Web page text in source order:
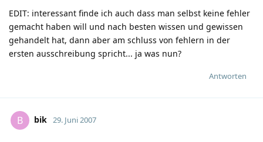
EDIT: interessant finde ich auch dass man selbst keine fehler
gemacht haben will und nach besten wissen und gewissen
gehandelt hat, dann aber am schluss von fehlern in der
ersten ausschreibung spricht... ja was nun?
Antworten
B bik 29. Juni 2007